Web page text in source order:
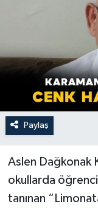
Paylaş
Aslen Dağkonak
okullarda
tanınan